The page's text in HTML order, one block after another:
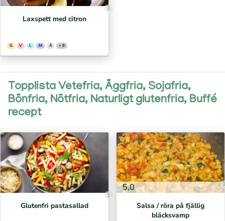
3
Laxspett med citron
G V L M Ä + 9
Topplista Vetefria, Äggfria, Sojafria,
Bönfria, Nötfria, Naturligt glutenfria, Buffé
recept
1
Glutenfri pastasallad
5,0
Salsa / röra på fjällig
bläcksvamp